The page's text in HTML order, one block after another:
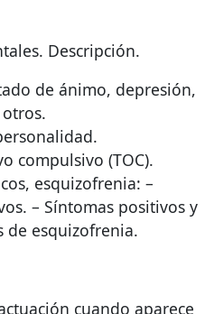
Descripción.
de ánimo, depresión,
compulsivo (TOC).
esquizofrenia: –
– Síntomas positivos y
de esquizofrenia.
cuando aparece